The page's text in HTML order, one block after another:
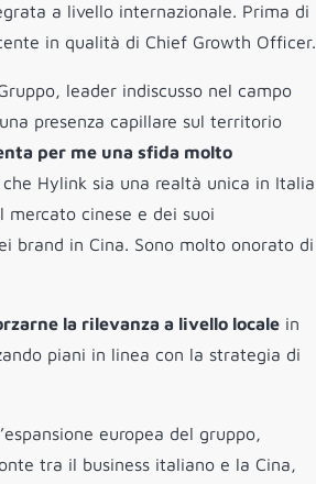
a livello internazionale. Prima di
in qualità di Chief Growth Officer.
leader indiscusso nel campo
presenza capillare sul territorio
per me una sfida molto
che Hylink sia una realtà unica in Italia
cinese e dei suoi
brand in Cina. Sono molto onorato di
la rilevanza a livello locale in
piani in linea con la strategia di
europea del gruppo,
tra il business italiano e la Cina,